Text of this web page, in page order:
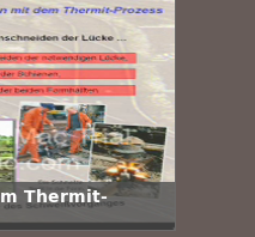
Thermit-